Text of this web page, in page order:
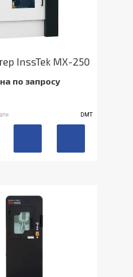
InssTek MX-250
по запросу
DMT